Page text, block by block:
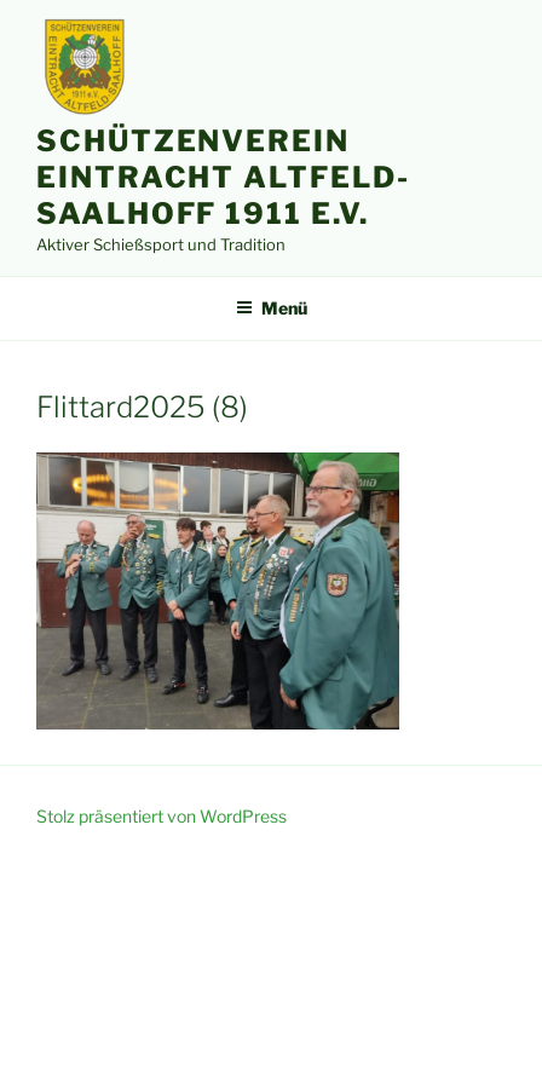
springen
SCHÜTZENVEREIN
EINTRACHT ALTFELD-
SAALHOFF 1911 E.V.
Aktiver Schießsport und Tradition
Menü
Flittard2025 (8)
Stolz präsentiert von WordPress